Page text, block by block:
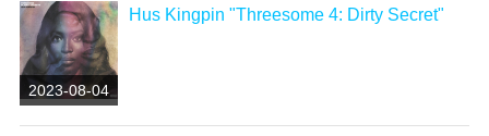
2023-08-04
Hus Kingpin "Threesome 4: Dirty Secret"